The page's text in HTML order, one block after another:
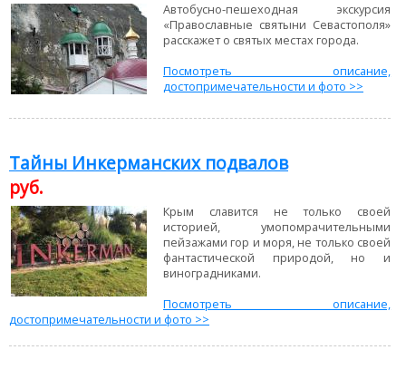
Автобусно-пешеходная экскурсия
«Православные святыни Севастополя»
расскажет о святых местах города.
Посмотреть описание,
достопримечательности и фото >>
Тайны Инкерманских подвалов
руб.
Крым славится не только своей
историей, умопомрачительными
пейзажами гор и моря, не только своей
фантастической природой, но и
виноградниками.
Посмотреть описание,
достопримечательности и фото >>